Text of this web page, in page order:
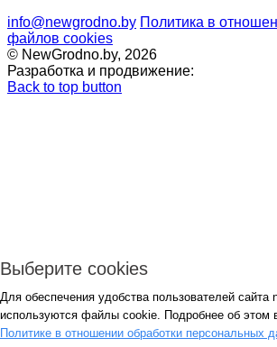
info@newgrodno.by Политика в
файлов cookies
© NewGrodno.by, 2026
Разработка и продвижение:
Back to top button
Авторизация
*
Выберите cookies
Для обеспечения удобства пользователей сайта
используются файлы cookie. Подробнее об этом
Политике в отношении обработки персональных